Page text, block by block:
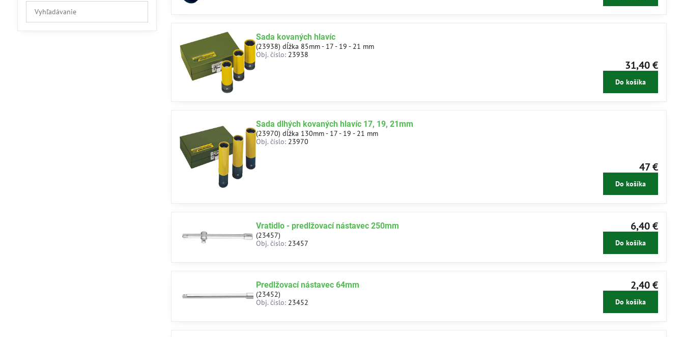
Sada kovaných hlavíc
(23938) dĺžka 85mm - 17 - 19 - 21 mm
Obj. číslo: 23938
31,40 €
Do košíka
Sada dlhých kovaných hlavíc 17, 19, 21mm
(23970) dĺžka 130mm - 17 - 19 - 21 mm
Obj. číslo: 23970
47 €
Do košíka
Vratidlo - predlžovací nástavec 250mm
(23457)
Obj. číslo: 23457
6,40 €
Do košíka
Predlžovací nástavec 64mm
(23452)
Obj. číslo: 23452
2,40 €
Do košíka
Prehľadať
výsledky